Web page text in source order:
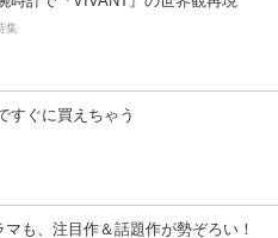
集
すぐに買えちゃう
も、注目作＆話題作が勢ぞろい！